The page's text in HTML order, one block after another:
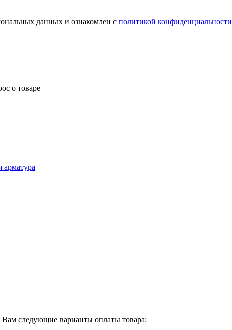
данных и ознакомлен с политикой конфиденциальности
о товаре
арматура
следующие варианты оплаты товара: